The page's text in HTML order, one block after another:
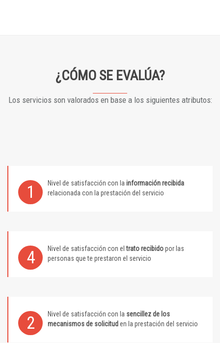
¿CÓMO SE EVALÚA?
Los servicios son valorados en base a los siguientes atributos:
1 Nivel de satisfacción con la información recibida
relacionada con la prestación del servicio
4 Nivel de satisfacción con eltrato recibidopor las
personas que te prestaron el servicio
2 Nivel de satisfacción con la sencillez de los
mecanismos de solicitud en la prestación del servicio